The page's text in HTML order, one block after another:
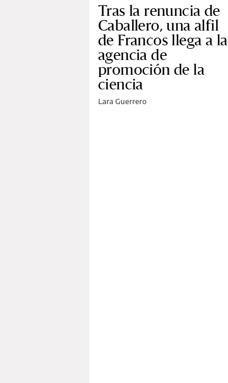
Tras la renuncia de
Caballero, una alfil
de Francos llega a la
agencia de
promoción de la
ciencia
Lara Guerrero